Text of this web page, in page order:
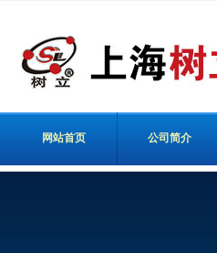
网站首页 公司简介